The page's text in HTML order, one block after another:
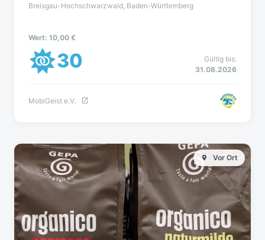
Breisgau-Hochschwarzwald, Baden-Württemberg
Wert: 10,00 €
30
Gültig bis:
31.08.2026
MobiGeist e.V.
Vor Ort